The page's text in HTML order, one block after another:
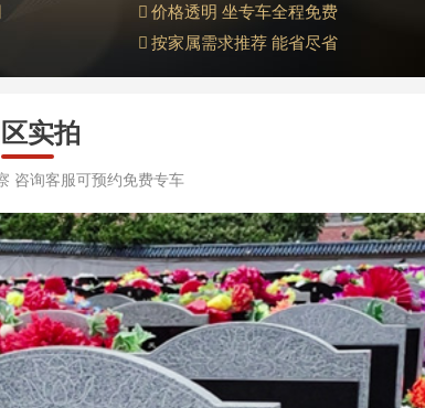
价格透明 坐专车全程免费
按家属需求推荐 能省尽省
实拍
咨询客服可预约免费专车